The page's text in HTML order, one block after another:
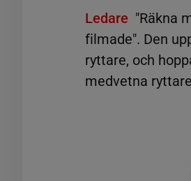
Ledare "Räkna
filmade". Den
ryttare, och
medvetna